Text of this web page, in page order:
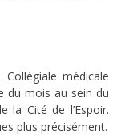
Collégiale médicale
du mois au sein du
la Cité de l’Espoir.
plus précisément.